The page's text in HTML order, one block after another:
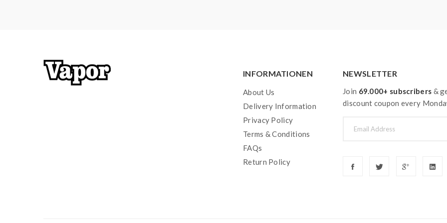
INFORMATIONEN
About Us
Delivery Information
Privacy Policy
Terms & Conditions
FAQs
Return Policy
NEWSLETTER
Join 69.000+ subscribers &
discount coupon every